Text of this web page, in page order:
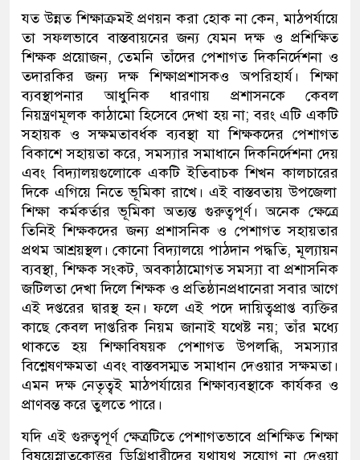
যত উন্নত শিক্ষাক্রমই প্রণয়ন করা হোক না কেন,মাঠপর্যায়ে
তা সফলভাবে বাস্তবায়নের জন্য যেমন দক্ষ ও প্রশিক্ষিত
শিক্ষক প্রয়োজন,তেমনি তাঁদের পেশাগত দিকনির্দেশনা ও
তদারকির জন্য দক্ষ শিক্ষাপ্রশাসকও অপরিহার্য। শিক্ষা
ব্যবস্থাপনার আধুনিক ধারণায় প্রশাসনকে কেবল
নিয়ন্ত্রণমূলক কাঠামো হিসেবে দেখা হয় না;বরং এটি একটি
সহায়ক ও সক্ষমতাবর্ধক ব্যবস্থা যা শিক্ষকদের পেশাগত
বিকাশে সহায়তা করে,সমস্যার সমাধানে দিকনির্দেশনা দেয়
এবং বিদ্যালয়গুলোকে একটি ইতিবাচকশিখন কালচারের
দিকে এগিয়ে নিতে ভূমিকা রাখে। এই বাস্তবতায় উপজেলা
শিক্ষাকর্মকর্তার ভূমিকা অত্যন্ত গুরুত্বপূর্ণ। অনেক ক্ষেত্রে
তিনিই শিক্ষকদের জন্য প্রশাসনিক ও পেশাগত সহায়তার
প্রথম আশ্রয়স্থল। কোনো বিদ্যালয়ে পাঠদান পদ্ধতি,মূল্যায়ন
ব্যবস্থা,শিক্ষক সংকট,অবকাঠামোগত সমস্যা বা প্রশাসনিক
জটিলতা দেখা দিলে শিক্ষক ও প্রতিষ্ঠানপ্রধানেরা সবার আগে
এই দপ্তরের দ্বারস্থ হন। ফলে এই পদে দায়িত্বপ্রাপ্ত ব্যক্তির
কাছে কেবল দাপ্তরিক নিয়ম জানাই যথেষ্ট নয়;তাঁর মধ্যে
থাকতে হয় শিক্ষাবিষয়ক পেশাগত উপলব্ধি,সমস্যার
বিশ্লেষণক্ষমতা এবং বাস্তবসম্মত সমাধান দেওয়ার সক্ষমতা।
এমন দক্ষ নেতৃত্বই মাঠপর্যায়ের শিক্ষাব্যবস্থাকে কার্যকর ও
প্রাণবন্ত করে তুলতে পারে।
যদি এই গুরুত্বপূর্ণ ক্ষেত্রটিতে পেশাগতভাবে প্রশিক্ষিত শিক্ষা
বিষয়স্নাতকোত্তর ডিগ্রিধারীদের যথাযথ সুযোগ না দেওয়া